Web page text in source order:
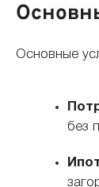
Основные
без